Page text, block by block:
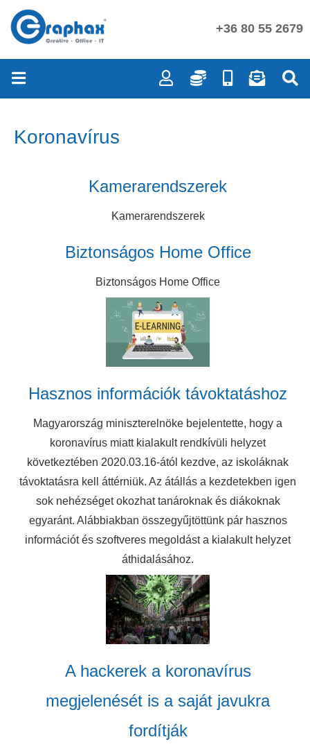
+36 80 55 2679
Koronavírus
Kamerarendszerek
Kamerarendszerek
Biztonságos Home Office
Biztonságos Home Office
Hasznos információk távoktatáshoz
Magyarország miniszterelnöke bejelentette, hogy a
koronavírus miatt kialakult rendkívüli helyzet
következtében 2020.03.16-ától kezdve, az iskoláknak
távoktatásra kell áttérniük. Az átállás a kezdetekben igen
sok nehézséget okozhat tanároknak és diákoknak
egyaránt. Alábbiakban összegyűjtöttünk pár hasznos
információt és szoftveres megoldást a kialakult helyzet
áthidalásához.
A hackerek a koronavírus
megjelenését is a saját javukra
fordítják